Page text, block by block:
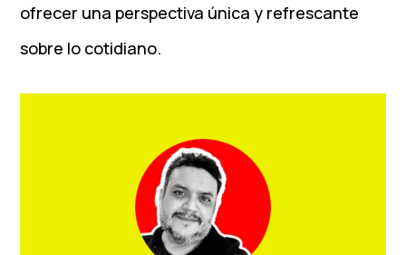
ofrecer una perspectiva única y refrescante
sobre lo cotidiano.